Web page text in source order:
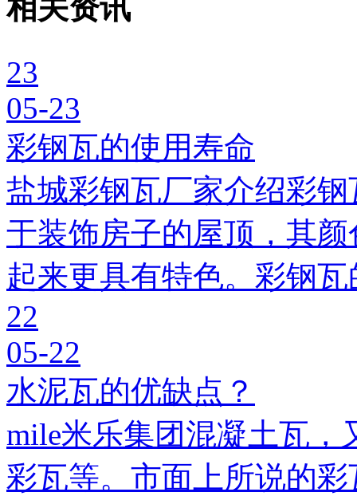
相关资讯
23
05-23
彩钢瓦的使用寿命
盐城彩钢瓦厂家介绍彩
于装饰房子的屋顶，其
起来更具有特色。彩钢
22
05-22
水泥瓦的优缺点？
mile米乐集团混凝土瓦，
彩瓦等。市面上所说的